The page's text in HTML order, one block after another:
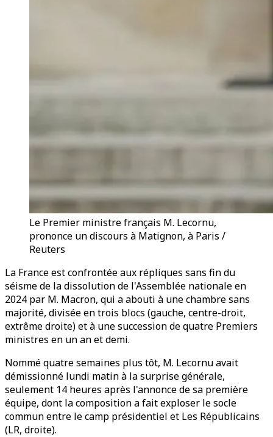
Le Premier ministre français M. Lecornu,
prononce un discours à Matignon, à Paris /
Reuters
La France est confrontée aux répliques sans fin du
séisme de la dissolution de l'Assemblée nationale en
2024 par M. Macron, qui a abouti à une chambre sans
majorité, divisée en trois blocs (gauche, centre-droit,
extrême droite) et à une succession de quatre Premiers
ministres en un an et demi.
Nommé quatre semaines plus tôt, M. Lecornu avait
démissionné lundi matin à la surprise générale,
seulement 14 heures après l'annonce de sa première
équipe, dont la composition a fait exploser le socle
commun entre le camp présidentiel et Les Républicains
(LR, droite).